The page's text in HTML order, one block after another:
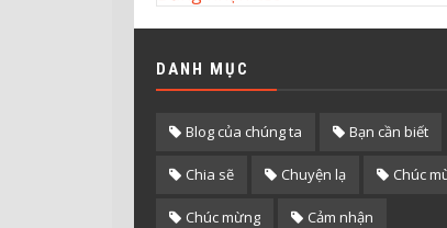
DANH MỤC
Blog của chúng ta Bạn cần biết
Chia sẽ Chuyện lạ Chúc
Chúc mừng Cảm nhận